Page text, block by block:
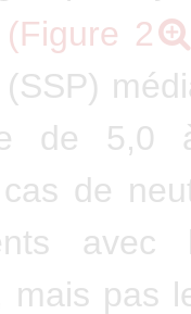
(Figure 2
de 5,0
de
avec
mais pas